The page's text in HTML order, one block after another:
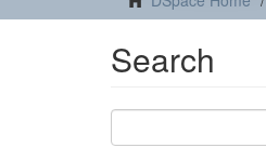
Search